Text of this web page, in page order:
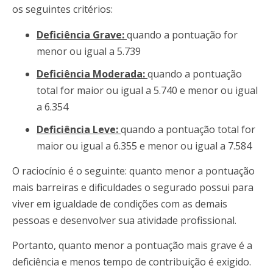
os seguintes critérios:
Deficiência Grave:quando a pontuação for
menor ou igual a 5.739
Deficiência Moderada:quando a pontuação
total for maior ou igual a 5.740 e menor ou igual
a 6.354
Deficiência Leve:quando a pontuação total for
maior ou igual a 6.355 e menor ou igual a 7.584
O raciocínio é o seguinte: quanto menor a pontuação
mais barreiras e dificuldades o segurado possui para
viver em igualdade de condições com as demais
pessoas e desenvolver sua atividade profissional.
Portanto, quanto menor a pontuação mais grave é a
deficiência e menos tempo de contribuição é exigido.